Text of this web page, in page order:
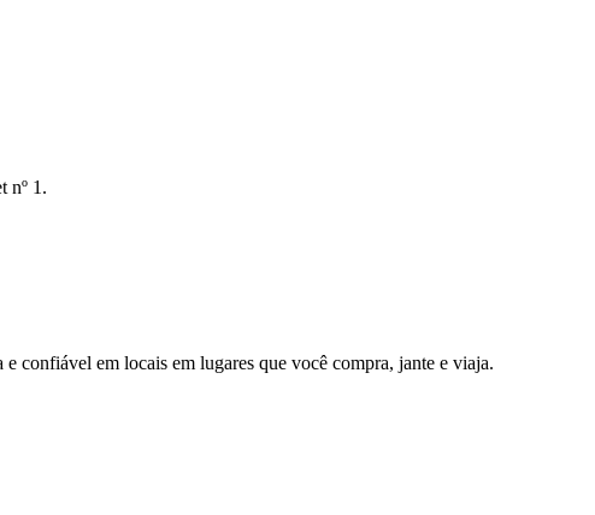
nº 1.
confiável em locais em lugares que você compra, jante e viaja.